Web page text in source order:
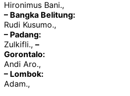
Hironimus Bani.,
– Bangka Belitung:
Rudi Kusumo.,
– Padang:
Zulkifli., –
Gorontalo:
Andi Aro.,
– Lombok:
Adam.,